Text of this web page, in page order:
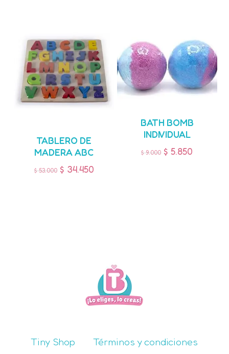
TABLERO DE
MADERA ABC
$53.000 $ 34.450
BATH BOMB
INDIVIDUAL
$9.000 $ 5.850
Tiny Shop Términos y condiciones